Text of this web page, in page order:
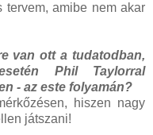
amibe nem akar
van ott a tudatodban,
Phil Taylorral
- az este folyamán?
hiszen nagy
játszani!